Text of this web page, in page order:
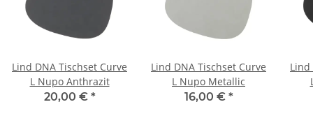
Lind DNA Tischset Curve
L Nupo Anthrazit
20,00 € *
Lind DNA Tischset Curve
L Nupo Metallic
16,00 € *
Lind